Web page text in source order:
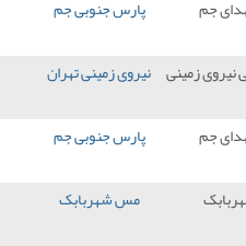
0 - 1 فجر سپاسی
0 - 1 پارس جنوبی جم
2 - 1 نفت مسجد سلیمان
0 - 0 پارس جنوبی جم